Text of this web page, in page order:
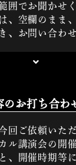
囲でお聞かせ
、空欄のまま
、お問い合わ
のお打ち合わ
回ご依頼いた
ル講演会の開
、開催時期等